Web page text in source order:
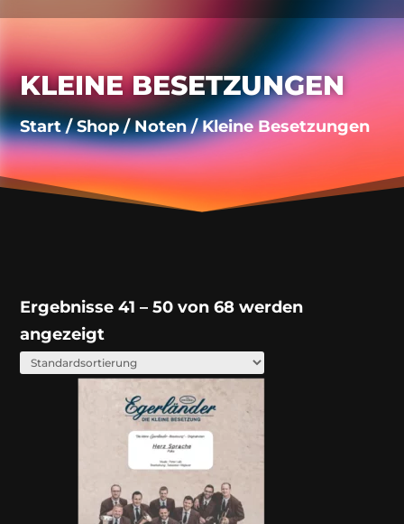
KLEINE BESETZUNGEN
Start/Shop/Noten/ Kleine Besetzungen
Ergebnisse 41 – 50 von 68 werden
angezeigt